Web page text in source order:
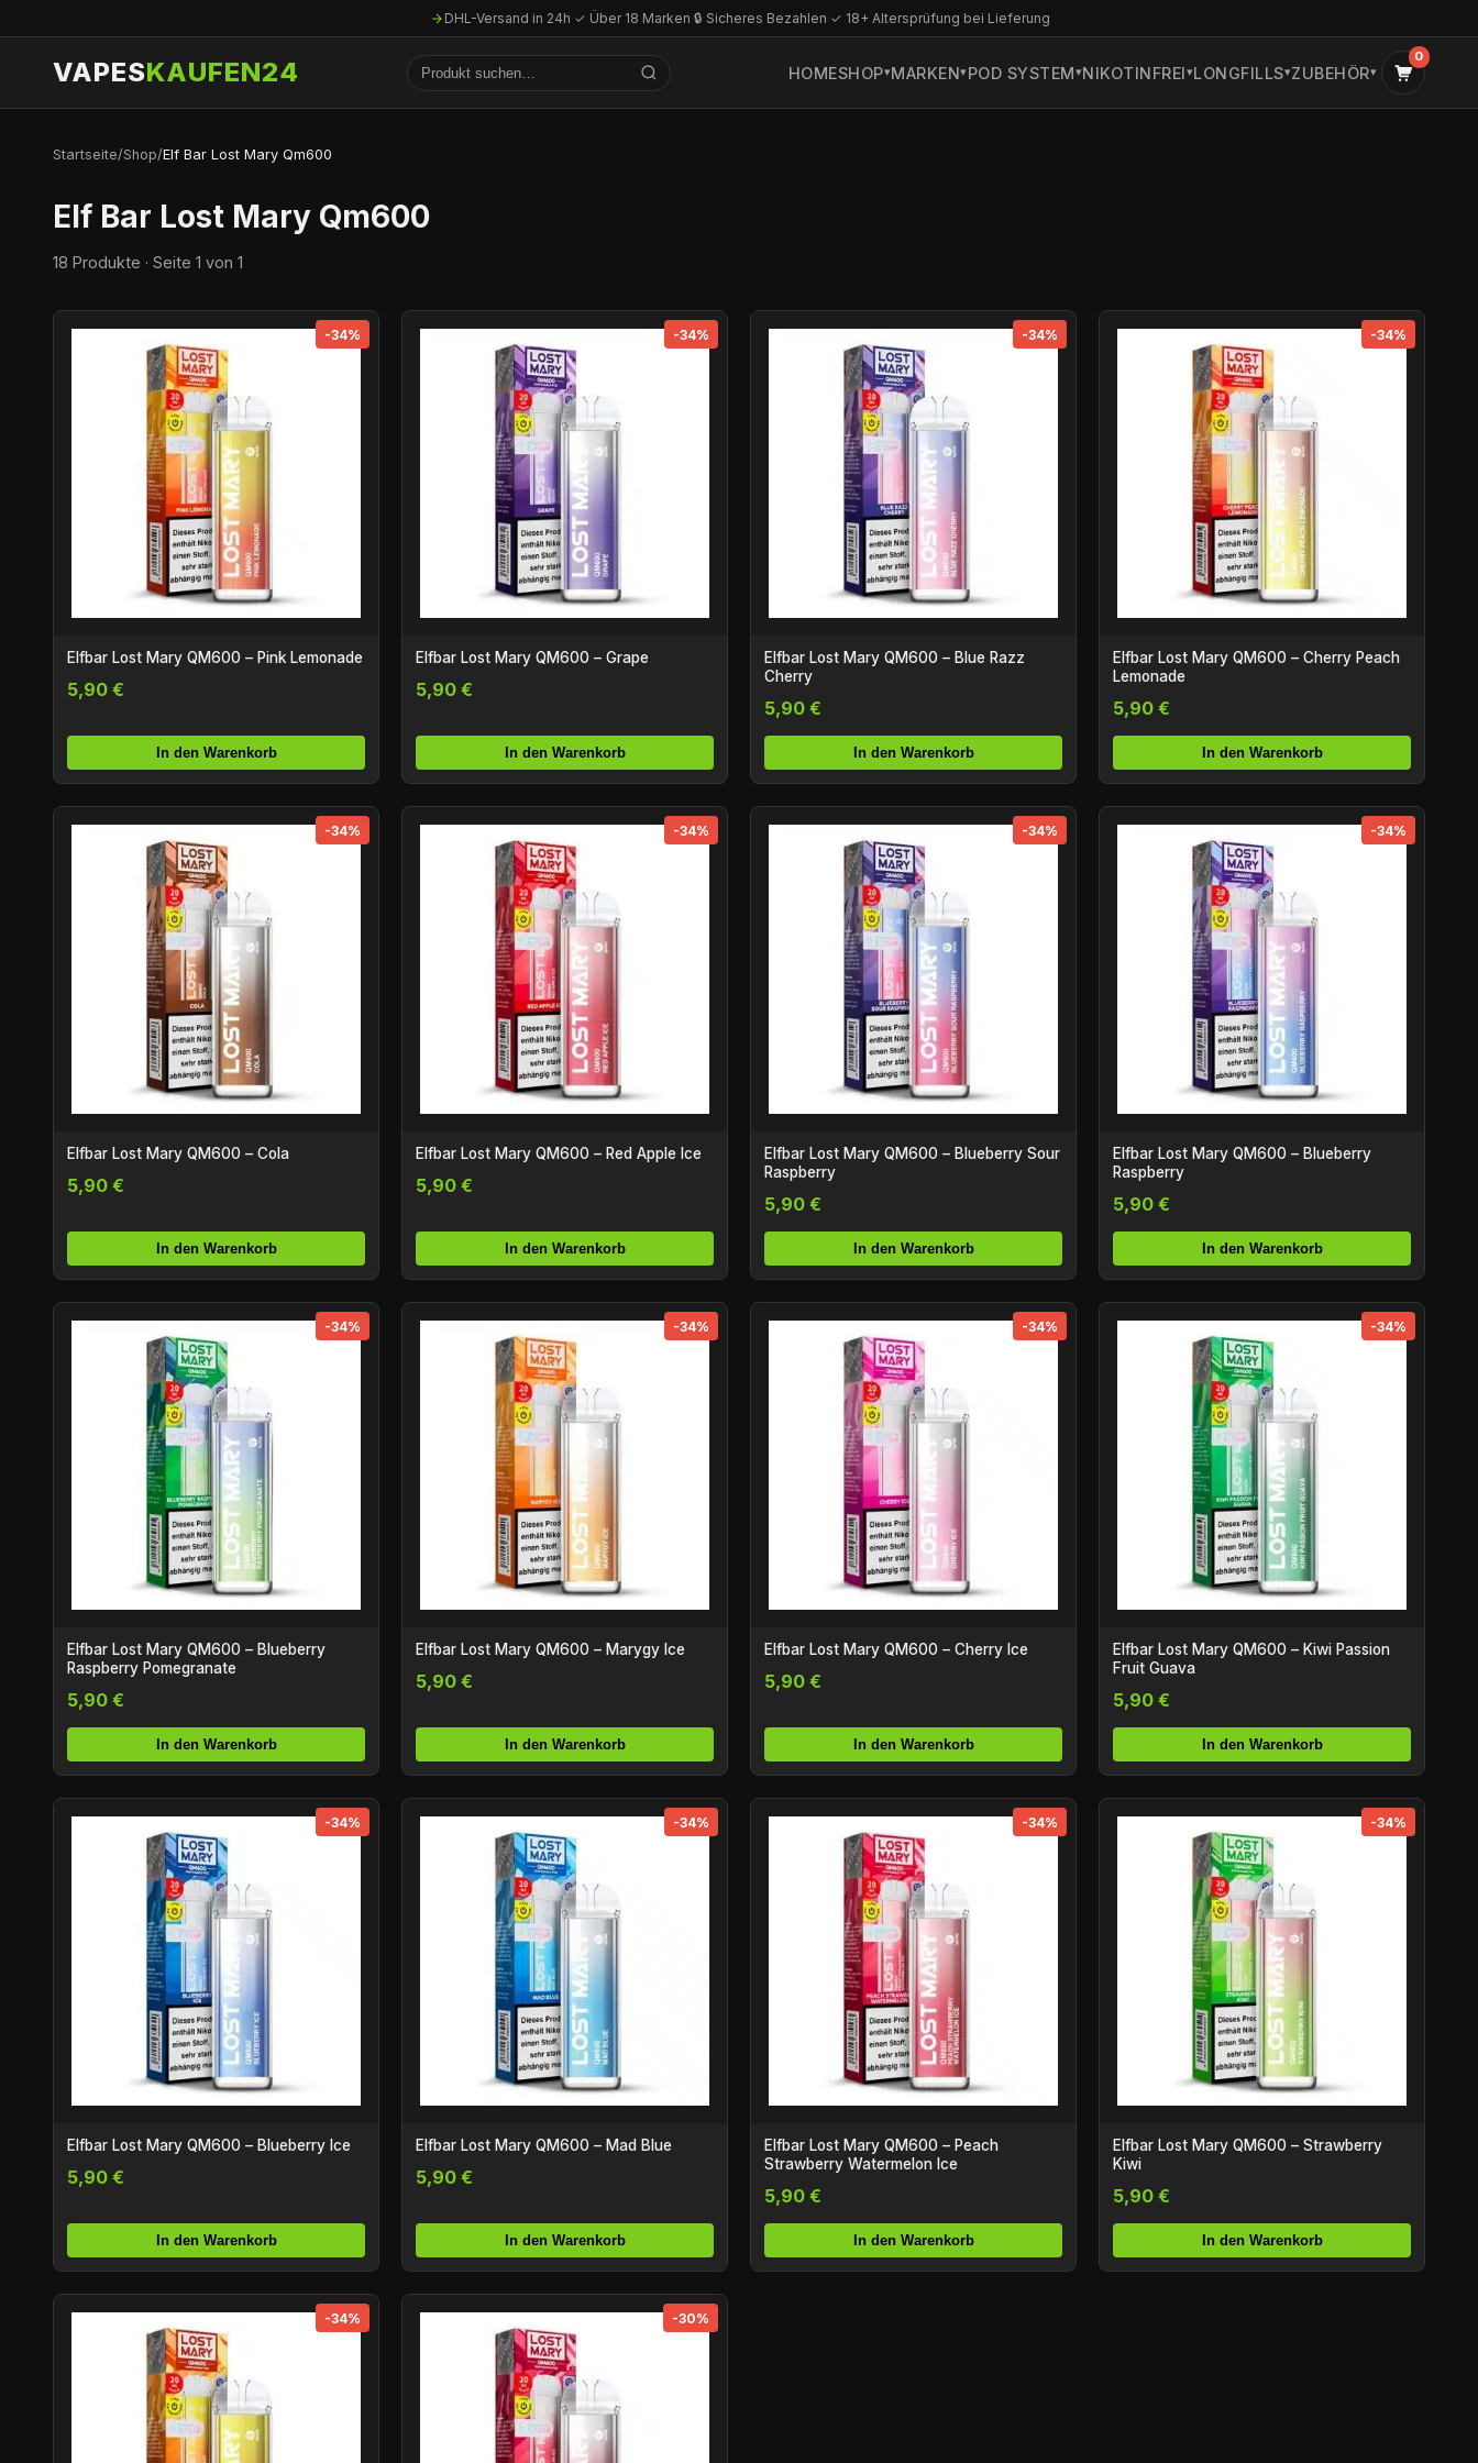
DHL-Versand in 24h·✓ Über 18 Marken·🔒 Sicheres Bezahlen·✓ 18+ Altersprüfung bei Lieferung
VAPESKAUFEN24 HOMESHOP MARKEN POD SYSTEM NIKOTINFREI LONGFILLS ZUBEHÖR
0
Startseite/Shop/Elf Bar Lost Mary Qm600
Elf Bar Lost Mary Qm600
18 Produkte · Seite 1 von 1
-34%
Elfbar Lost Mary QM600 – Pink Lemonade
5,90 €
In den Warenkorb
-34%
Elfbar Lost Mary QM600 – Grape
5,90 €
In den Warenkorb
-34%
Elfbar Lost Mary QM600 – Blue Razz
Cherry
5,90 €
In den Warenkorb
-34%
Elfbar Lost Mary QM600 – Cherry Peach
Lemonade
5,90 €
In den Warenkorb
-34%
Elfbar Lost Mary QM600 – Cola
5,90 €
In den Warenkorb
-34%
Elfbar Lost Mary QM600 – Red Apple Ice
5,90 €
In den Warenkorb
-34%
Elfbar Lost Mary QM600 – Blueberry Sour
Raspberry
5,90 €
In den Warenkorb
-34%
Elfbar Lost Mary QM600 – Blueberry
Raspberry
5,90 €
In den Warenkorb
-34%
Elfbar Lost Mary QM600 – Blueberry
Raspberry Pomegranate
5,90 €
In den Warenkorb
-34%
Elfbar Lost Mary QM600 – Marygy Ice
5,90 €
In den Warenkorb
-34%
Elfbar Lost Mary QM600 – Cherry Ice
5,90 €
In den Warenkorb
-34%
Elfbar Lost Mary QM600 – Kiwi Passion
Fruit Guava
5,90 €
In den Warenkorb
-34%
Elfbar Lost Mary QM600 – Blueberry Ice
5,90 €
In den Warenkorb
-34%
Elfbar Lost Mary QM600 – Mad Blue
5,90 €
In den Warenkorb
-34%
Elfbar Lost Mary QM600 – Peach
Strawberry Watermelon Ice
5,90 €
In den Warenkorb
-34%
Elfbar Lost Mary QM600 – Strawberry
Kiwi
5,90 €
In den Warenkorb
-34% -30%